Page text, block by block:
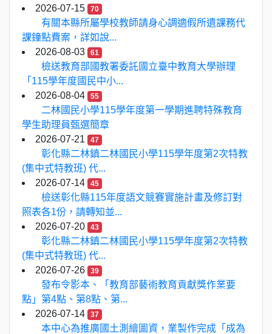
2026-07-15
70
有關本縣所屬學校教師請身心調適假所遺課務代
課鐘點費案，詳如說...
2026-08-03
61
檢送教育部國教署委託國立臺中教育大學辦理
「115學年度國民中小...
2026-08-04
55
二林國民小學115學年度第一學期進聘特殊教育
學生助理員甄選簡章
2026-07-21
47
彰化縣二林鎮二林國民小學115學年度第2次特教
(集中式特教班) 代...
2026-07-14
45
檢送彰化縣115年度語文競賽實施計畫及修訂對
照表各1份，請轉知並...
2026-07-20
43
彰化縣二林鎮二林國民小學115學年度第2次特教
(集中式特教班) 代...
2026-07-26
39
發布令影本、「教育部藝術教育貢獻獎作業要
點」第4點、第8點、第...
2026-07-14
37
本中心為推廣國土測繪圖資，業製作完成「成為